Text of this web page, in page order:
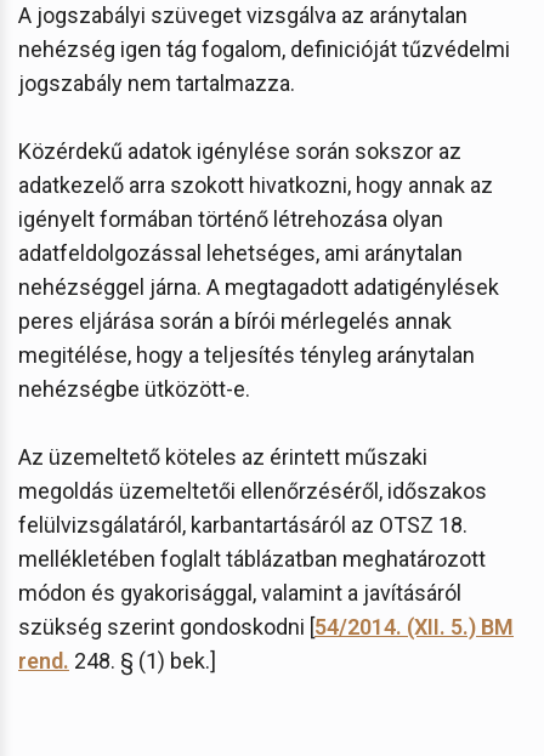
A jogszabályi szüveget vizsgálva az aránytalan
nehézség igen tág fogalom, definicióját tűzvédelmi
jogszabály nem tartalmazza.
Közérdekű adatok igénylése során sokszor az
adatkezelő arra szokott hivatkozni, hogy annak az
igényelt formában történő létrehozása olyan
adatfeldolgozással lehetséges, ami aránytalan
nehézséggel járna. A megtagadott adatigénylések
peres eljárása során a bírói mérlegelés annak
megitélése, hogy a teljesítés tényleg aránytalan
nehézségbe ütközött-e.
Az üzemeltető köteles az érintett műszaki
megoldás üzemeltetői ellenőrzéséről, időszakos
felülvizsgálatáról, karbantartásáról az OTSZ 18.
mellékletében foglalt táblázatban meghatározott
módon és gyakorisággal, valamint a javításáról
szükség szerint gondoskodni [54/2014. (XII. 5.) BM
rend. 248. § (1) bek.]